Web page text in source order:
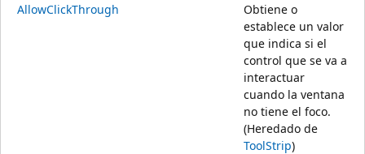
AllowClickThrough
Obtiene o
establece un valor
que indica si el
control que se va a
interactuar
cuando la ventana
no tiene el foco.
(Heredado de
ToolStrip)